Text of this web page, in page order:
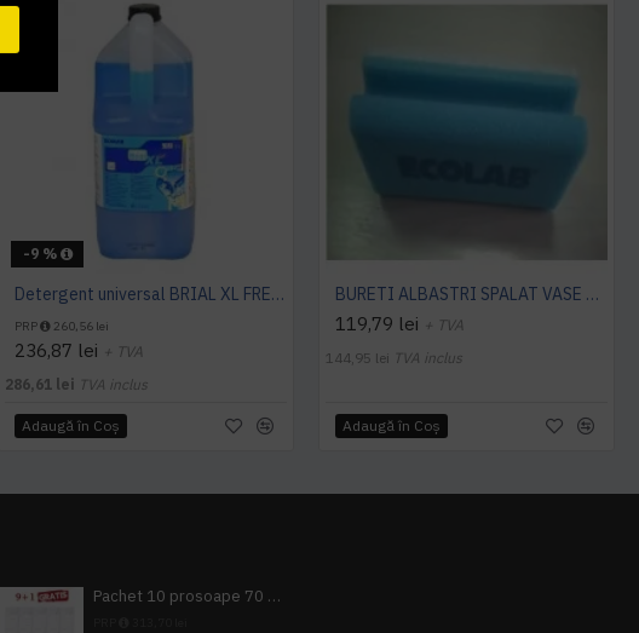
-9 %
Detergent universal BRIAL XL FRESH 5L Ecolab
PRP 260,56 lei
236,87 lei + TVA
286,61 lei TVA inclus
Adaugă în Coş
BURETI ALBASTRI SPALAT VASE 10 buc. Ecolab
119,79 lei + TVA
144,95 lei TVA inclus
Adaugă în Coş
Pachet 10 prosoape 70 x 140cm 9 + 1 gratuit